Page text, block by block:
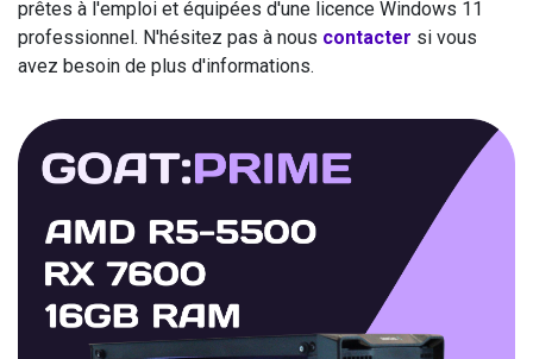
prêtes à l'emploi et équipées d'une licence Windows 11
professionnel. N'hésitez pas à nous contacter si vous
avez besoin de plus d'informations.